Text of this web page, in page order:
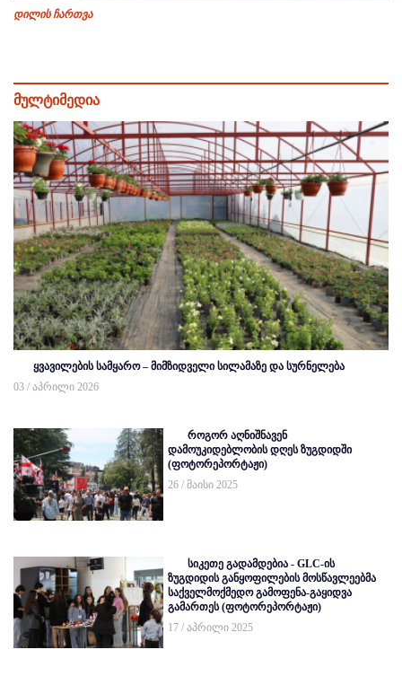
დილის ჩართვა
მულტიმედია
ყვავილების სამყარო – მიმზიდველი სილამაზე და სურნელება
03 / აპრილი 2026
როგორ აღნიშნავენ
დამოუკიდებლობის დღეს ზუგდიდში
(ფოტორეპორტაჟი)
26 / მაისი 2025
სიკეთე გადამდებია - GLC-ის
ზუგდიდის განყოფილების მოსწავლეებმა
საქველმოქმედო გამოფენა-გაყიდვა
გამართეს (ფოტორეპორტაჟი)
17 / აპრილი 2025